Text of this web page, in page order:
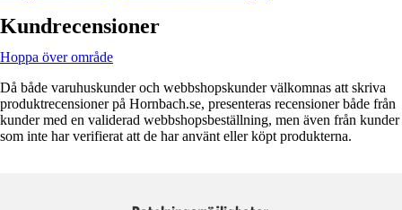
Kundrecensioner
Hoppa över område
Då både varuhuskunder och webbshopskunder välkomnas att skriva
produktrecensioner på Hornbach.se, presenteras recensioner både från
kunder med en validerad webbshopsbeställning, men även från kunder
som inte har verifierat att de har använt eller köpt produkterna.